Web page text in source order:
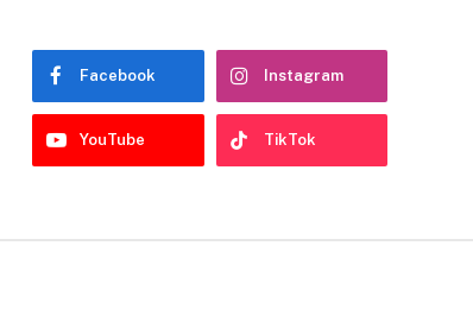
Facebook Instagram
YouTube TikTok